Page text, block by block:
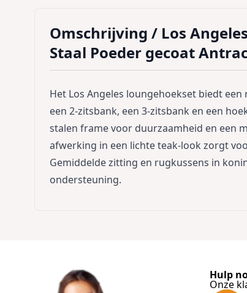
Omschrijving / Los
Staal Poeder gecoat
Het Los Angeles loungehoekset biedt
een 2-zitsbank, een 3-zitsbank en een
stalen frame voor duurzaamheid en een
afwerking in een lichte teak-look zorgt
Gemiddelde zitting en rugkussens in
ondersteuning.
Hulp
Onze